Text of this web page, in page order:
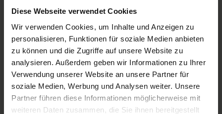
Diese Webseite verwendet Cookies
Wir verwenden Cookies, um Inhalte und Anzeigen zu
personalisieren, Funktionen für soziale Medien anbieten
zu können und die Zugriffe auf unsere Website zu
analysieren. Außerdem geben wir Informationen zu Ihrer
Verwendung unserer Website an unsere Partner für
soziale Medien, Werbung und Analysen weiter. Unsere
Partner führen diese Informationen möglicherweise mit
weiteren Daten zusammen, die Sie ihnen bereitgestellt
02:10